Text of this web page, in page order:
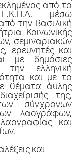
από το
μέσω
την Βασιλική
Κοινωνικής
σεμιναριακών
ερευνητές και
με δημόσιες
την ελληνική
και με το
θέματα άυλης
της,
σύγχρονων
λαογράφων,
και
και